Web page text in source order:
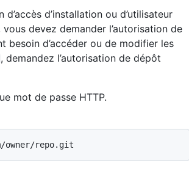
d’installation ou d’utilisateur
devez demander l’autorisation de
besoin d’accéder ou de modifier les
, demandez l’autorisation de dépôt
mot de passe HTTP.